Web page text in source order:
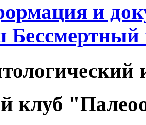
и
Бессмертный
клуб